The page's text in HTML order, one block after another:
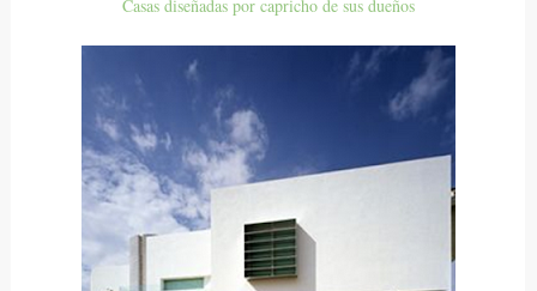
Casas diseñadas por capricho de sus dueños